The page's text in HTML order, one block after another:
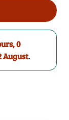
0
August.